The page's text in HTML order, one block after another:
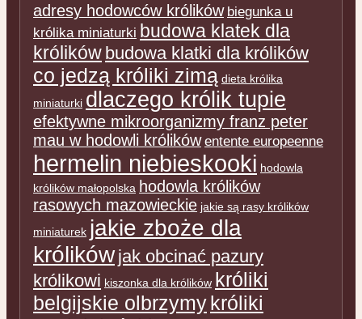
adresy hodowców królików biegunka u
królika miniaturki budowa klatek dla
królików budowa klatki dla królików
co jedzą króliki zimą dieta królika
miniaturki dlaczego królik tupie
efektywne mikroorganizmy franz peter
mau w hodowli królików entente europeenne
hermelin niebieskooki hodowla
królików małopolska hodowla królików
rasowych mazowieckie jakie są rasy królików
miniaturek jakie zboże dla
królików jak obcinać pazury
królikowi kiszonka dla królików króliki
belgijskie olbrzymykróliki